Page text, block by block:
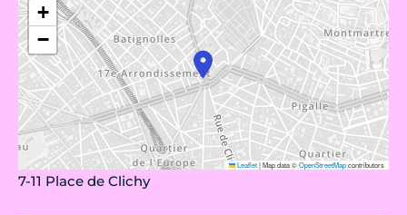
+
−
Leaflet|Map data ©OpenStreetMapcontributors
7-11 Place de Clichy